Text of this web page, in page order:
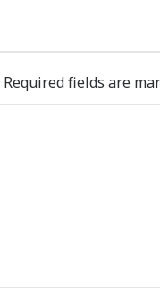
Required fields are